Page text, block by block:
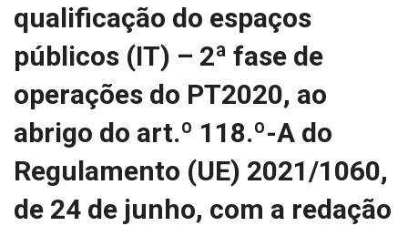
qualificação do espaços
públicos (IT) – 2ª fase de
operações do PT2020, ao
abrigo do art.º 118.º-A do
Regulamento (UE) 2021/1060,
de 24 de junho, com a redação